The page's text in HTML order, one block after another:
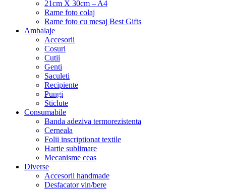
21cm X 30cm – A4
Rame foto colaj
Rame foto cu mesaj Best Gifts
Ambalaje
Accesorii
Cosuri
Cutii
Genti
Saculeti
Recipiente
Pungi
Sticlute
Consumabile
Banda adeziva termorezistenta
Cerneala
Folii inscriptionat textile
Hartie sublimare
Mecanisme ceas
Diverse
Accesorii handmade
Desfacator vin/bere